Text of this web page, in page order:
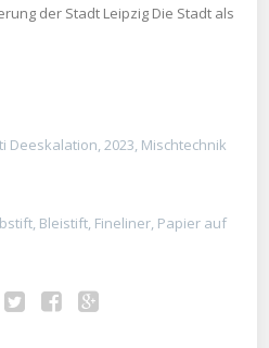
der Stadt Leipzig Die Stadt als
Deeskalation, 2023, Mischtechnik
Bleistift, Fineliner, Papier auf